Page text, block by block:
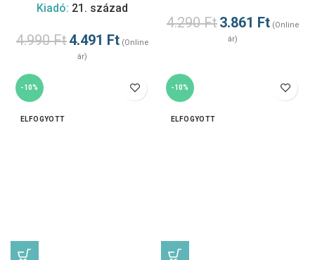
Kiadó: 21. század
4.990Ft4.491 Ft (Online
ár)
4.290Ft3.861 Ft (Online
ár)
-10%
ELFOGYOTT
-10%
ELFOGYOTT